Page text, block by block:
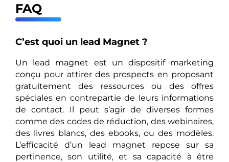
FAQ
C’est quoi un lead Magnet ?
Un lead magnet est un dispositif marketing
conçu pour attirer des prospects en proposant
gratuitement des ressources ou des offres
spéciales en contrepartie de leurs informations
de contact. Il peut s’agir de diverses formes
comme des codes de réduction, des webinaires,
des livres blancs, des ebooks, ou des modèles.
L’efficacité d’un lead magnet repose sur sa
pertinence, son utilité, et sa capacité à être